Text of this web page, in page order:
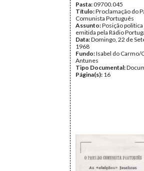
Pasta:09700.045
Título:Proclamação do
Comunista Português
Assunto:Posição politica
emitida pela Rádio
Data:Domingo, 22 de
1968
Fundo:Isabel do Carmo/
Antunes
Tipo Documental:
Página(s): 16